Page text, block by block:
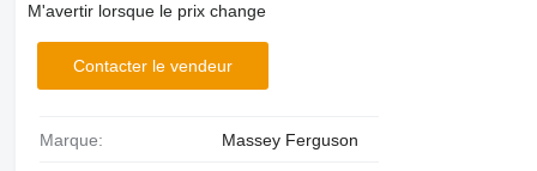
M'avertir lorsque le prix change
Contacter le vendeur
Marque: Massey Ferguson